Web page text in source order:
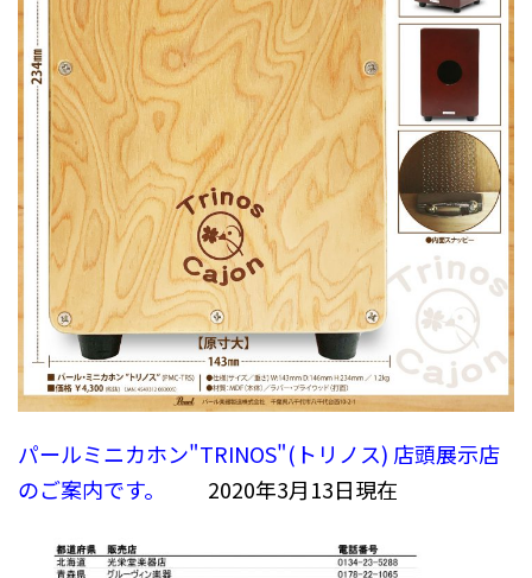
パールミニカホン"TRINOS"(トリノス) 店頭展示店
のご案内です。
2020年3月13日現在